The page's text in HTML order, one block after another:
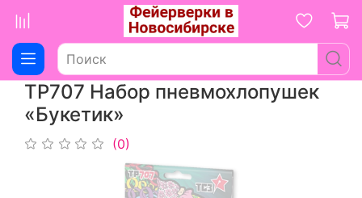
ТР707 Набор пневмохлопушек
«Букетик»
(0)